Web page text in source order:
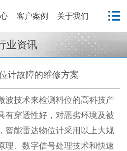
客户案例 关于我们
业资讯
计故障的维修方案
波技术来检测料位的高科技产
有穿透性好，对恶劣环境及被
智能雷达物位计采用以上大规
理、数字信号处理技术和快速